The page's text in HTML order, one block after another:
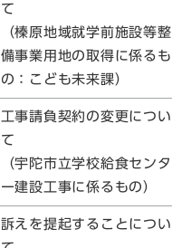
て
（榛原地域就学前施設等整
備事業用地の取得に係るも
の：こども未来課）
工事請負契約の変更につい
て
（宇陀市立学校給食センタ
ー建設工事に係るもの）
訴えを提起することについ